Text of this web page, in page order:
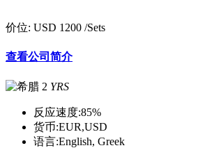
价位: USD 1200 /Sets
查看公司简介
2 YRS
反应速度:85%
货币:EUR,USD
语言:English, Greek